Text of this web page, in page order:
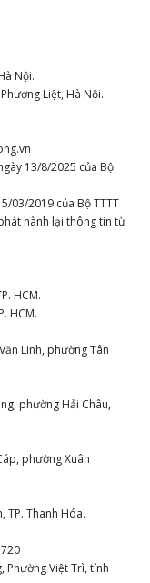
Nội.
Liệt, Hà Nội.
13/8/2025 của Bộ
03/2019 của Bộ TTTT
hành lại thông tin từ
HCM.
HCM.
Linh, phường Tân
phường Hải Châu,
phường Xuân
TP. Thanh Hóa.
Phường Việt Trì, tỉnh